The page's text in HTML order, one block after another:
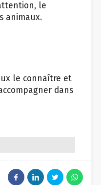
le
animaux.
le connaître et
dans